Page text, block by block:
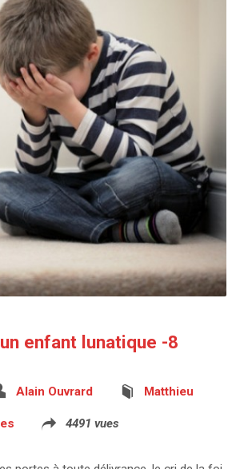
enfant lunatique -8
Alain Ouvrard Matthieu
4491 vues